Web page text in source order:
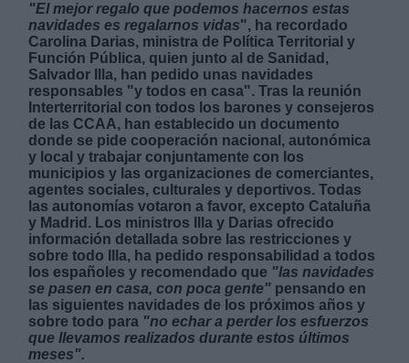
"El mejor regalo que podemos hacernos estas
navidades es regalarnos vidas", ha recordado
Carolina Darias, ministra de Política Territorial y
Función Pública, quien junto al de Sanidad,
Salvador Illa, han pedido unas navidades
responsables "y todos en casa". Tras la reunión
Interterritorial con todos los barones y consejeros
de las CCAA, han establecido un documento
donde se pide cooperación nacional, autonómica
y local y trabajar conjuntamente con los
municipios y las organizaciones de comerciantes,
agentes sociales, culturales y deportivos. Todas
las autonomías votaron a favor, excepto Cataluña
y Madrid. Los ministros Illa y Darias ofrecido
información detallada sobre las restricciones y
sobre todo Illa, ha pedido responsabilidad a todos
los españoles y recomendado que "las navidades
se pasen en casa, con poca gente" pensando en
las siguientes navidades de los próximos años y
sobre todo para "no echar a perder los esfuerzos
que llevamos realizados durante estos últimos
meses".
Destinatarios:
Derechos:
link
Información adicional
link